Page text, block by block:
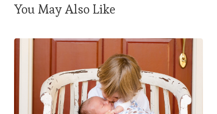
You May Also Like